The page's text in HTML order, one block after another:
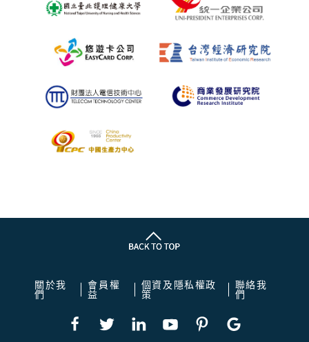
關於我
們
會員權
益
個資及隱私權政
策
聯絡我
們